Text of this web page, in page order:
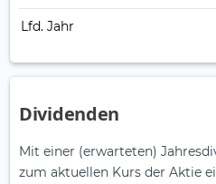
Lfd. Jahr
Dividenden
Mit einer (erwarteten)
zum aktuellen Kurs der Aktie